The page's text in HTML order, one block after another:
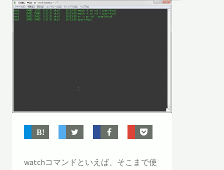
watchコマンドといえば、そこまで使